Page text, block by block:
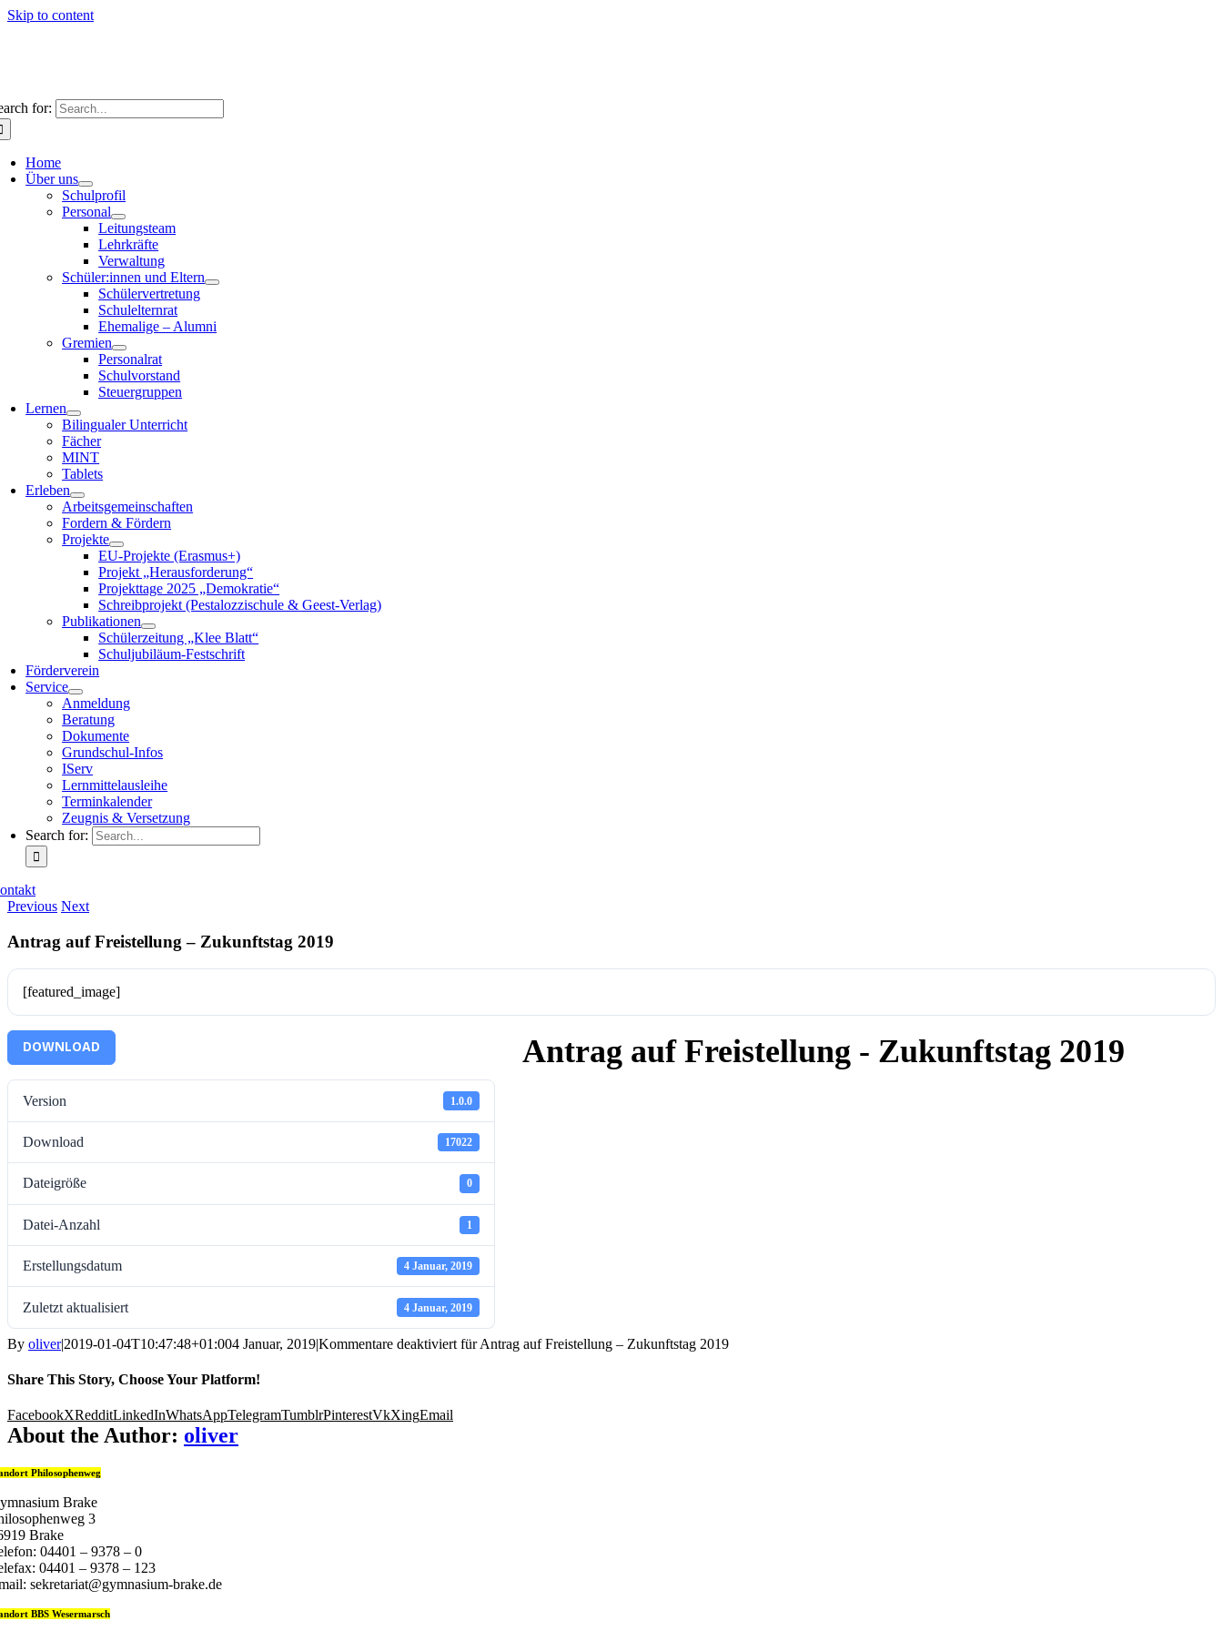
Skip to content
for:
Home
Über uns
Schulprofil
Personal
Leitungsteam
Lehrkräfte
Verwaltung
Schüler:innen und Eltern
Schülervertretung
Schulelternrat
Ehemalige – Alumni
Gremien
Personalrat
Schulvorstand
Steuergruppen
Lernen
Bilingualer Unterricht
Fächer
MINT
Tablets
Erleben
Arbeitsgemeinschaften
Fordern & Fördern
Projekte
EU-Projekte (Erasmus+)
Projekt „Herausforderung“
Projekttage 2025 „Demokratie“
Schreibprojekt (Pestalozzischule & Geest-Verlag)
Publikationen
Schülerzeitung „Klee Blatt“
Schuljubiläum-Festschrift
Förderverein
Service
Anmeldung
Beratung
Dokumente
Grundschul-Infos
IServ
Lernmittelausleihe
Terminkalender
Zeugnis & Versetzung
Search for:
Previous Next
Antrag auf Freistellung – Zukunftstag 2019
[featured_image]
DOWNLOAD
Version 1.0.0
Download 17022
Dateigröße 0
Datei-Anzahl 1
Erstellungsdatum 4 Januar, 2019
Zuletzt aktualisiert 4 Januar, 2019
Antrag auf Freistellung - Zukunftstag 2019
By oliver|2019-01-04T10:47:48+01:004 Januar, 2019|Kommentare deaktiviert für Antrag auf Freistellung – Zukunftstag 2019
Share This Story, Choose Your Platform!
FacebookXRedditLinkedInWhatsAppTelegramTumblrPinterestVkXingEmail
About the Author: oliver
Philosophenweg
Brake
3
Brake
04401 – 9378 – 0
04401 – 9378 – 123
sekretariat@gymnasium-brake.de
BBS Wesermarsch